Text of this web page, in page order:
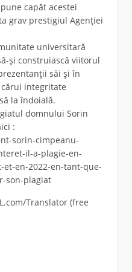
capăt acestei
grav prestigiul Agenției
universitară
și construiască viitorul
săi și în
integritate
la îndoială.
domnului Sorin
:
sorin-cimpeanu-
il-a-plagie-en-
en-2022-en-tant-que-
son-plagiat
Translator (free